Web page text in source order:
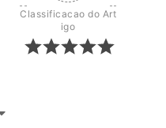
Classificacao do Art
igo